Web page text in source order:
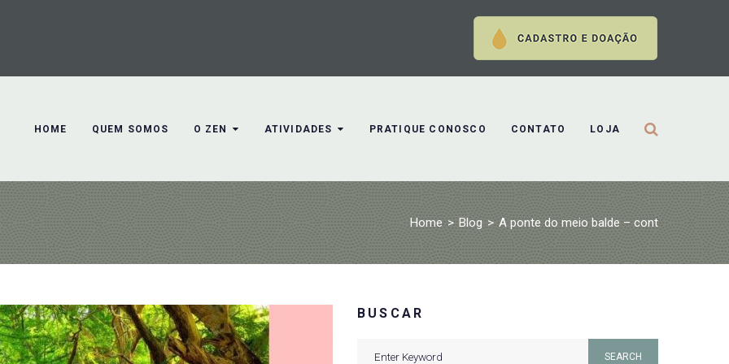
HOME QUEM SOMOS O ZEN ATIVIDADES PRATIQUE CONOSCO CONTATO LOJA
Home > Blog > A ponte do meio balde – cont
BUSCAR
SEARCH